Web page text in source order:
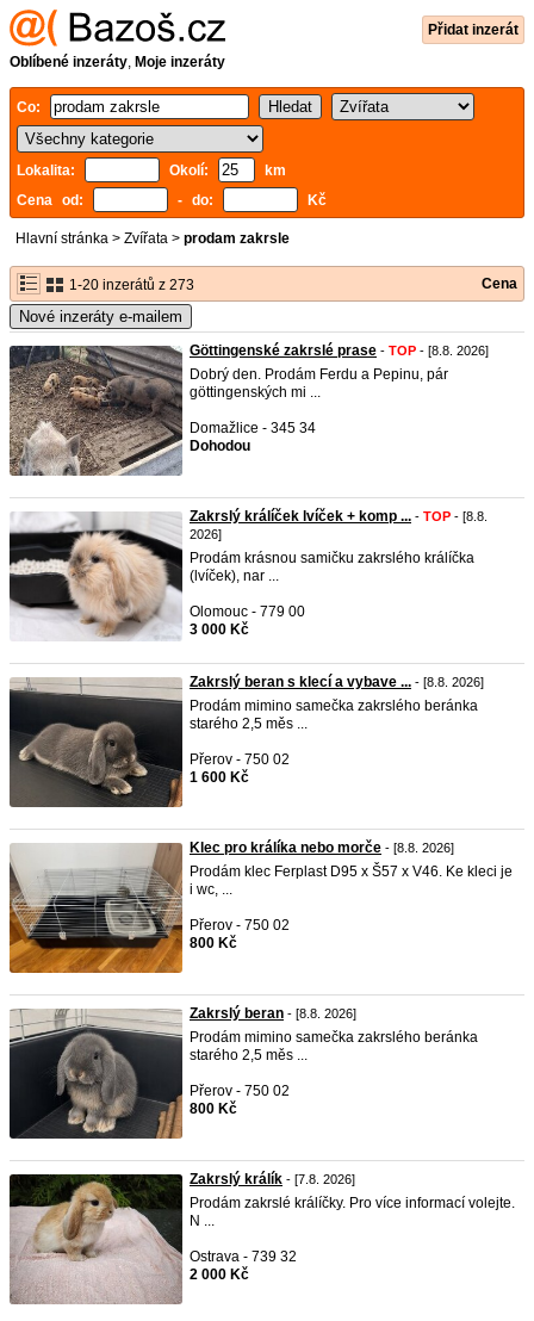
Přidat inzerát
Oblíbené inzeráty, Moje inzeráty
Co:
Lokalita: Okolí:
km
Cena od:
- do: Kč
Hlavní stránka > Zvířata > prodam zakrsle
1-20 inzerátů z 273 Cena
Nové inzeráty e-mailem
Göttingenské zakrslé prase - TOP - [8.8. 2026]
Dobrý den. Prodám Ferdu a Pepinu, pár
göttingenských mi ...
Domažlice - 345 34
Dohodou
Zakrslý králíček lvíček + komp ... - TOP - [8.8.
2026]
Prodám krásnou samičku zakrslého králíčka
(lvíček), nar ...
Olomouc - 779 00
3 000 Kč
Zakrslý beran s klecí a vybave ... - [8.8. 2026]
Prodám mimino samečka zakrslého beránka
starého 2,5 měs ...
Přerov - 750 02
1 600 Kč
Klec pro králíka nebo morče - [8.8. 2026]
Prodám klec Ferplast D95 x Š57 x V46. Ke kleci je
i wc, ...
Přerov - 750 02
800 Kč
Zakrslý beran - [8.8. 2026]
Prodám mimino samečka zakrslého beránka
starého 2,5 měs ...
Přerov - 750 02
800 Kč
Zakrslý králík - [7.8. 2026]
Prodám zakrslé králíčky. Pro více informací volejte.
N ...
Ostrava - 739 32
2 000 Kč